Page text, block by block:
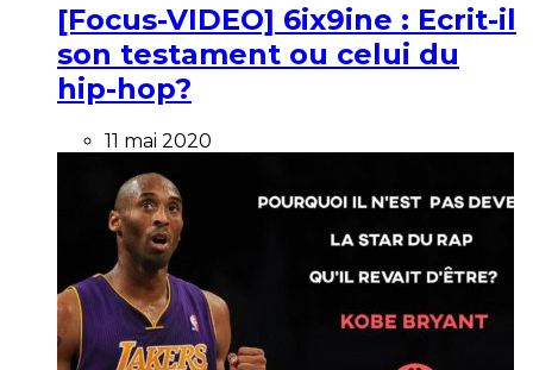
[Focus-VIDEO] 6ix9ine : Ecrit-il
son testament ou celui du
hip-hop?
11 mai 2020